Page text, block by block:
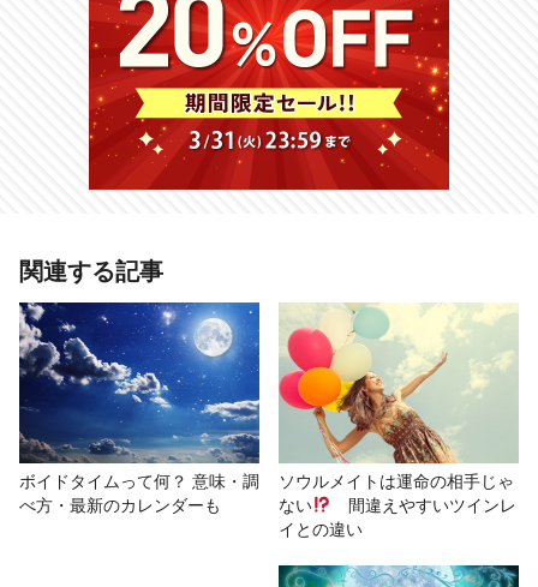
# 月のリズム
関連する記事
ボイドタイムって何？ 意味・調
べ方・最新のカレンダーも
ソウルメイトは運命の相手じゃ
ない
間違えやすいツインレ
イとの違い